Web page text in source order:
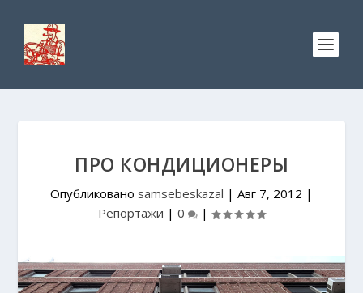
ПРО КОНДИЦИОНЕРЫ
Опубликовано samsebeskazal | Авг 7, 2012 |
Репортажи | 0 |